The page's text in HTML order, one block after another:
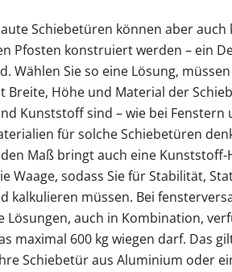
Schiebetüren können aber
Pfosten konstruiert werden – ein
Wählen Sie so eine Lösung,
Breite, Höhe und Material der
Kunststoff sind – wie bei Fenstern
für solche Schiebetüren
Maß bringt auch eine
Waage, sodass Sie für Stabilität,
kalkulieren müssen. Bei
Lösungen, auch in Kombination,
maximal 600 kg wiegen darf. Das
Schiebetür aus Aluminium oder